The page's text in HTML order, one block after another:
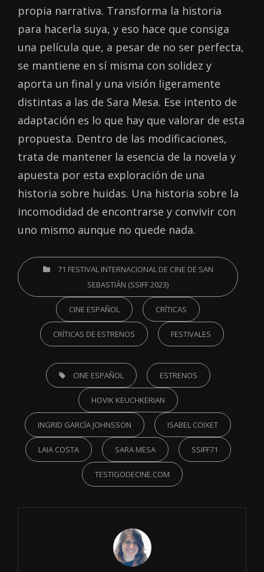
propia narrativa. Transforma la historia
para hacerla suya, y eso hace que consiga
una película que, a pesar de no ser perfecta,
se mantiene en sí misma con solidez y
aporta un final y una visión ligeramente
distintas a las de Sara Mesa. Ese intento de
adaptación es lo que hay que valorar de esta
propuesta. Dentro de las modificaciones,
trata de mantener la esencia de la novela y
apuesta por esta exploración de una
historia sobre huidas. Una historia sobre la
incomodidad de encontrarse y convivir con
uno mismo aunque no quede nada.
CATEGORIES71 FESTIVAL INTERNACIONAL DE CINE DE SAN
SEBASTIÁN (SSIFF 2023)
CINE ESPAÑOL CRÍTICAS
CRÍTICAS DE ESTRENOS FESTIVALES
TAGS, CINE ESPAÑOL ESTRENOS
HOVIK KEUCHKERIAN
INGRID GARCÍA JOHNSSON ISABEL COIXET
LAIA COSTA SARA MESA SSIFF71
TESTIGODECINE.COM